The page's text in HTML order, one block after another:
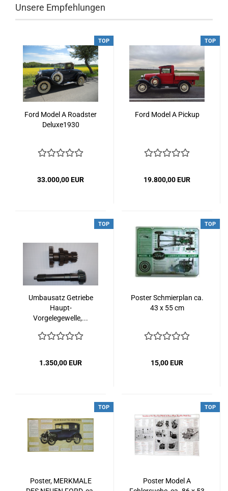
Unsere Empfehlungen
TOP
Ford Model A Roadster
Deluxe1930
33.000,00 EUR
TOP
Ford Model A Pickup
19.800,00 EUR
TOP
Umbausatz Getriebe
Haupt-
Vorgelegewelle,...
1.350,00 EUR
TOP
Poster Schmierplan ca.
43 x 55 cm
15,00 EUR
TOP
Poster, MERKMALE
TOP
Poster Model A